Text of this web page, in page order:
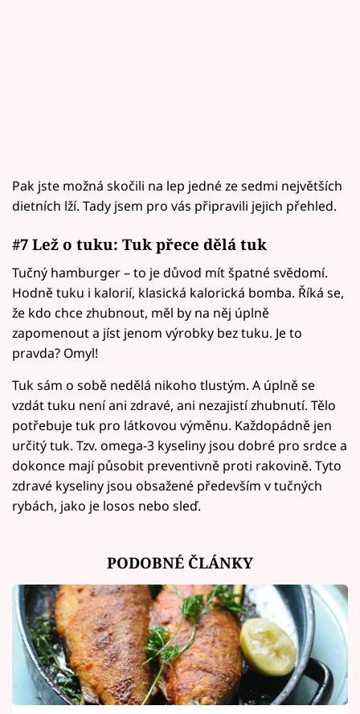
Pak jste možná skočili na lep jedné ze sedmi největších
dietních lží. Tady jsem pro vás připravili jejich přehled.
#7 Lež o tuku: Tuk přece dělá tuk
Tučný hamburger – to je důvod mít špatné svědomí.
Hodně tuku i kalorií, klasická kalorická bomba. Říká se,
že kdo chce zhubnout, měl by na něj úplně
zapomenout a jíst jenom výrobky bez tuku. Je to
pravda? Omyl!
Tuk sám o sobě nedělá nikoho tlustým. A úplně se
vzdát tuku není ani zdravé, ani nezajistí zhubnutí. Tělo
potřebuje tuk pro látkovou výměnu. Každopádně jen
určitý tuk. Tzv. omega-3 kyseliny jsou dobré pro srdce a
dokonce mají působit preventivně proti rakovině. Tyto
zdravé kyseliny jsou obsažené především v tučných
rybách, jako je losos nebo sleď.
PODOBNÉ ČLÁNKY